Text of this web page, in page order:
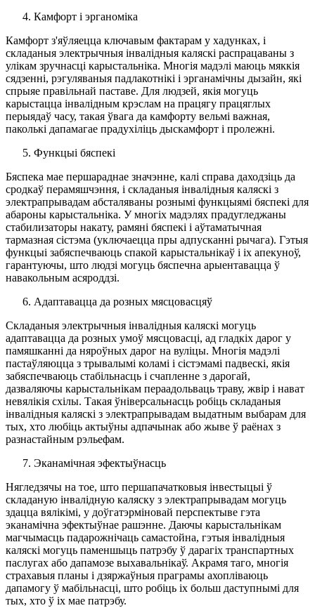
Камфорт і эрганоміка
Камфорт з'яўляецца ключавым фактарам у хадунках, і
складаныя электрычныя інвалідныя каляскі распрацаваны з
улікам зручнасці карыстальніка. Многія мадэлі маюць мяккія
сядзенні, рэгуляваныя падлакотнікі і эрганамічны дызайн, які
спрыяе правільнай паставе. Для людзей, якія могуць
карыстацца інвалідным крэслам на працягу працяглых
перыядаў часу, такая ўвага да камфорту вельмі важная,
паколькі дапамагае прадухіліць дыскамфорт і пролежні.
Функцыі бяспекі
Бяспека мае першараднае значэнне, калі справа даходзіць да
сродкаў перамяшчэння, і складаныя інвалідныя каляскі з
электрапрывадам абсталяваны рознымі функцыямі бяспекі для
абароны карыстальніка. У многіх мадэлях прадугледжаны
стабилизаторы накату, рамяні бяспекі і аўтаматычная
тармазная сістэма (уключаецца пры адпусканні рычага). Гэтыя
функцыі забяспечваюць спакой карыстальнікаў і іх апекуноў,
гарантуючы, што людзі могуць бяспечна арыентавацца ў
навакольным асяроддзі.
Адаптавацца да розных мясцовасцяў
Складаныя электрычныя інвалідныя каляскі могуць
адаптавацца да розных умоў мясцовасці, ад гладкіх дарог у
памяшканні да няроўных дарог на вуліцы. Многія мадэлі
пастаўляюцца з трывалымі коламі і сістэмамі падвескі, якія
забяспечваюць стабільнасць і счапленне з дарогай,
дазваляючы карыстальнікам пераадольваць траву, жвір і нават
невялікія схілы. Такая ўніверсальнасць робіць складаныя
інвалідныя каляскі з электрапрывадам выдатным выбарам для
тых, хто любіць актыўны адпачынак або жыве ў раёнах з
разнастайным рэльефам.
Эканамічная эфектыўнасць
Нягледзячы на ​​тое, што першапачатковыя інвестыцыі ў
складаную інвалідную каляску з электрапрывадам могуць
здацца вялікімі, у доўгатэрміновай перспектыве гэта
эканамічна эфектыўнае рашэнне. Даючы карыстальнікам
магчымасць падарожнічаць самастойна, гэтыя інвалідныя
каляскі могуць паменшыць патрэбу ў дарагіх транспартных
паслугах або дапамозе выхавальнікаў. Акрамя таго, многія
страхавыя планы і дзяржаўныя праграмы ахопліваюць
дапамогу ў мабільнасці, што робіць іх больш даступнымі для
тых, хто ў іх мае патрэбу.